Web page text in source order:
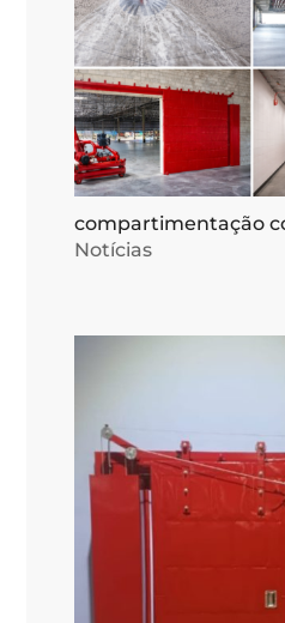
compartimentação
Notícias